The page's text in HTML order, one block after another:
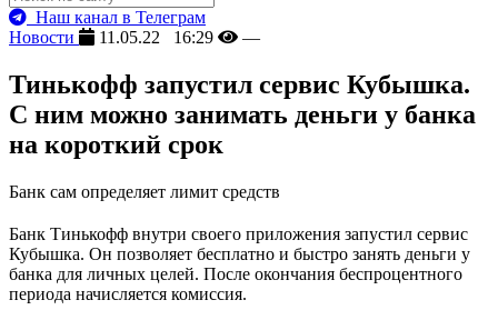
Наш канал в Телеграм
Новости
11.05.22 16:29 —
Тинькофф запустил сервис Кубышка.
С ним можно занимать деньги у банка
на короткий срок
Банк сам определяет лимит средств
Банк Тинькофф внутри своего приложения запустил сервис
Кубышка. Он позволяет бесплатно и быстро занять деньги у
банка для личных целей. После окончания беспроцентного
периода начисляется комиссия.